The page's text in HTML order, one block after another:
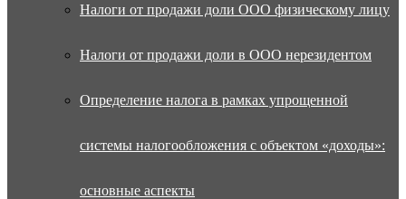
Налоги от продажи доли ООО физическому лицу
Налоги от продажи доли в ООО нерезидентом
Определение налога в рамках упрощенной
системы налогообложения с объектом «доходы»:
основные аспекты